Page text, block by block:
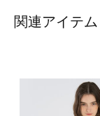
関連アイテム